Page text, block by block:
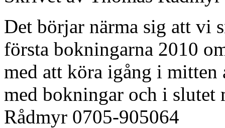
Det börjar närma sig att vi
första bokningarna 2010
med att köra igång i
med bokningar och i
Rådmyr 0705-905064